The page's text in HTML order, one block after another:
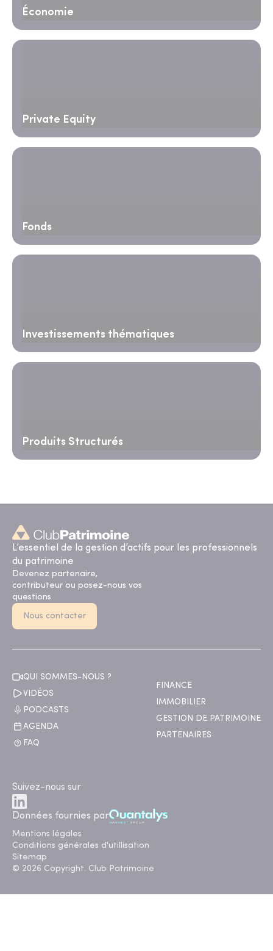
Économie
Private Equity
Fonds
Investissements thématiques
Produits Structurés
L’essentiel de la gestion d’actifs pour les professionnels
du patrimoine
Devenez partenaire,
contributeur ou posez-nous vos
questions
Nous contacter
QUI SOMMES-NOUS ?
VIDÉOS
PODCASTS
AGENDA
FAQ
FINANCE
IMMOBILIER
GESTION DE PATRIMOINE
PARTENAIRES
Suivez-nous sur
Données fournies par
Mentions légales
Conditions générales d'utillisation
Sitemap
© 2026 Copyright. Club Patrimoine